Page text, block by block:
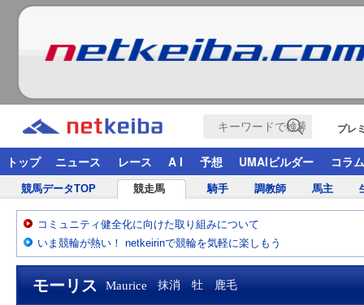
プレ
トップ ニュース レース A I 予想 UMAIビルダー コラム
競馬データTOP 競走馬 騎手 調教師 馬主
コミュニティ健全化に向けた取り組みについて
いま競輪が熱い！ netkeirinで競輪を気軽に楽しもう
モーリス Maurice 抹消 牡 鹿毛